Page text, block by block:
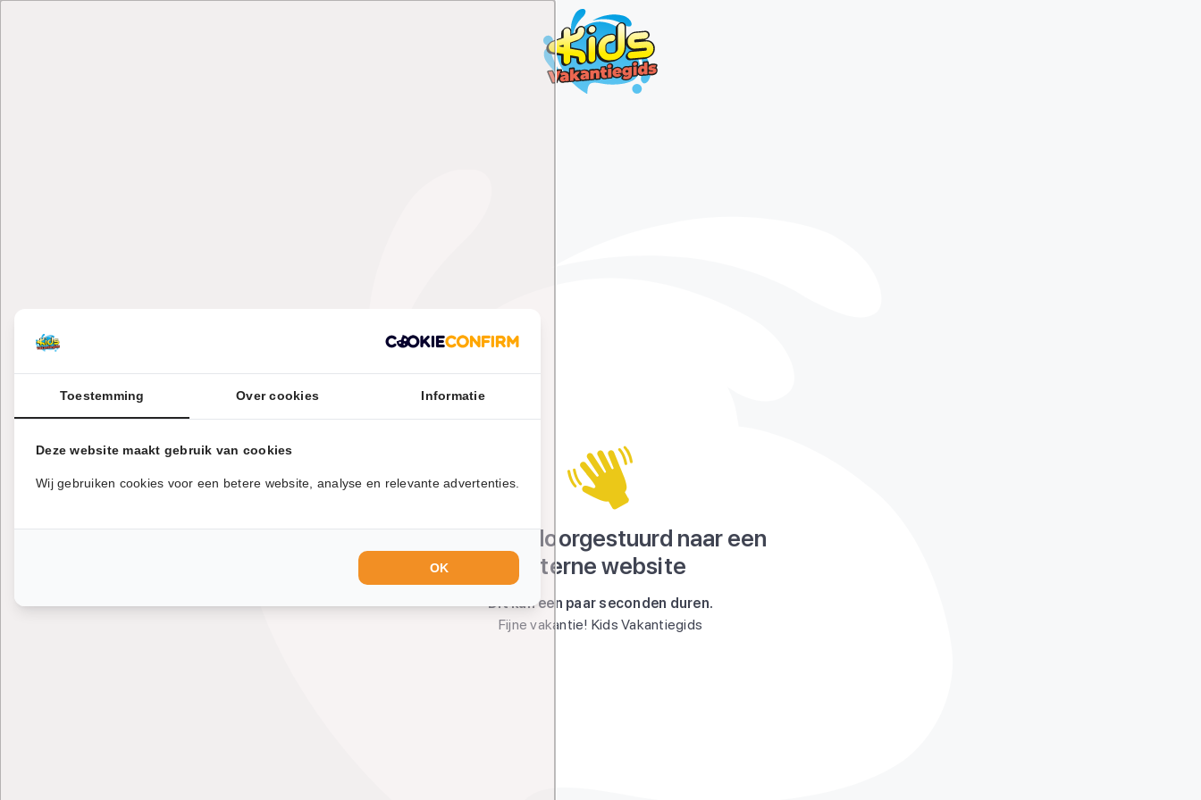
Je wordt doorgestuurd naar een
externe website
Dit kan een paar seconden duren.
Fijne vakantie! Kids Vakantiegids
Toestemming Over cookies Informatie
Deze website maakt gebruik van cookies
Wij gebruiken cookies voor een betere website, analyse en relevante advertenties.
OK